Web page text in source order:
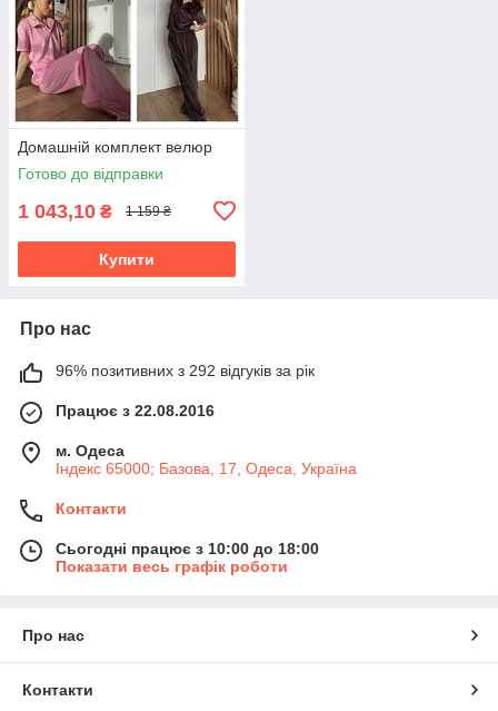
Домашній комплект велюр
Готово до відправки
1 043,10 ₴ 1 159 ₴
Купити
Про нас
96% позитивних з 292 відгуків за рік
Працює з 22.08.2016
м. Одеса
Індекс 65000; Базова, 17, Одеса, Україна
Контакти
Сьогодні працює з 10:00 до 18:00
Показати весь графік роботи
Про нас
Контакти